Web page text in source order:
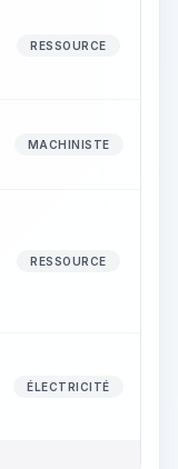
RESSOURCE
MACHINISTE
RESSOURCE
ÉLECTRICITÉ